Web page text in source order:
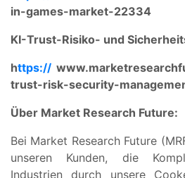
in-games-market-22334
KI-Trust-Risiko- und
https://
trust-risk-security-
Über Market Research Future:
Bei Market Research Future
unseren Kunden, die
Industrien durch unsere